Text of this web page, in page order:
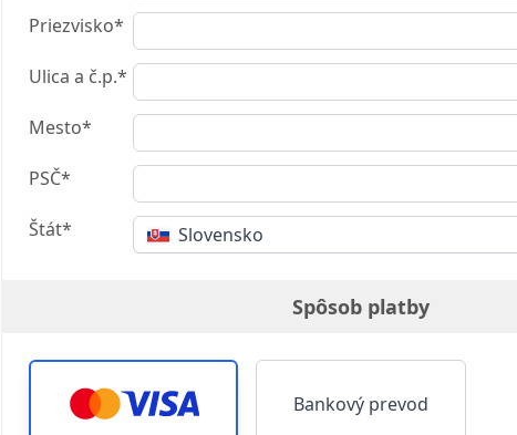
Priezvisko*
Ulica a č.p.*
Mesto*
PSČ*
Štát* Slovensko
Spôsob platby
Bankový prevod